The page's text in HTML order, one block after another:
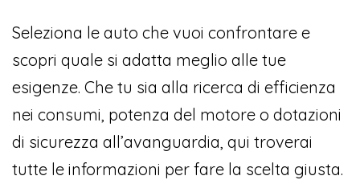
Seleziona le auto che vuoi confrontare e
scopri quale si adatta meglio alle tue
esigenze. Che tu sia alla ricerca di efficienza
nei consumi, potenza del motore o dotazioni
di sicurezza all’avanguardia, qui troverai
tutte le informazioni per fare la scelta giusta.